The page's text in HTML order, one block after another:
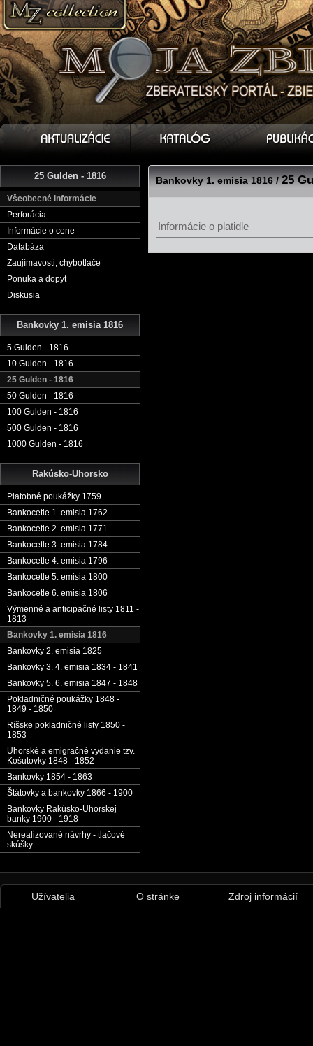
25 Gulden - 1816
Všeobecné informácie
Perforácia
Informácie o cene
Databáza
Zaujímavosti, chybotlače
Ponuka a dopyt
Diskusia
Bankovky 1. emisia 1816
5 Gulden - 1816
10 Gulden - 1816
25 Gulden - 1816
50 Gulden - 1816
100 Gulden - 1816
500 Gulden - 1816
1000 Gulden - 1816
Rakúsko-Uhorsko
Platobné poukážky 1759
Bankocetle 1. emisia 1762
Bankocetle 2. emisia 1771
Bankocetle 3. emisia 1784
Bankocetle 4. emisia 1796
Bankocetle 5. emisia 1800
Bankocetle 6. emisia 1806
Výmenné a anticipačné listy 1811 -
1813
Bankovky 1. emisia 1816
Bankovky 2. emisia 1825
Bankovky 3. 4. emisia 1834 - 1841
Bankovky 5. 6. emisia 1847 - 1848
Pokladničné poukážky 1848 -
1849 - 1850
Ríšske pokladničné listy 1850 -
1853
Uhorské a emigračné vydanie tzv.
Košutovky 1848 - 1852
Bankovky 1854 - 1863
Štátovky a bankovky 1866 - 1900
Bankovky Rakúsko-Uhorskej
banky 1900 - 1918
Nerealizované návrhy - tlačové
skúšky
Bankovky 1. emisia 1816 /25
Informácie o platidle
Užívatelia O stránke Zdroj informácií